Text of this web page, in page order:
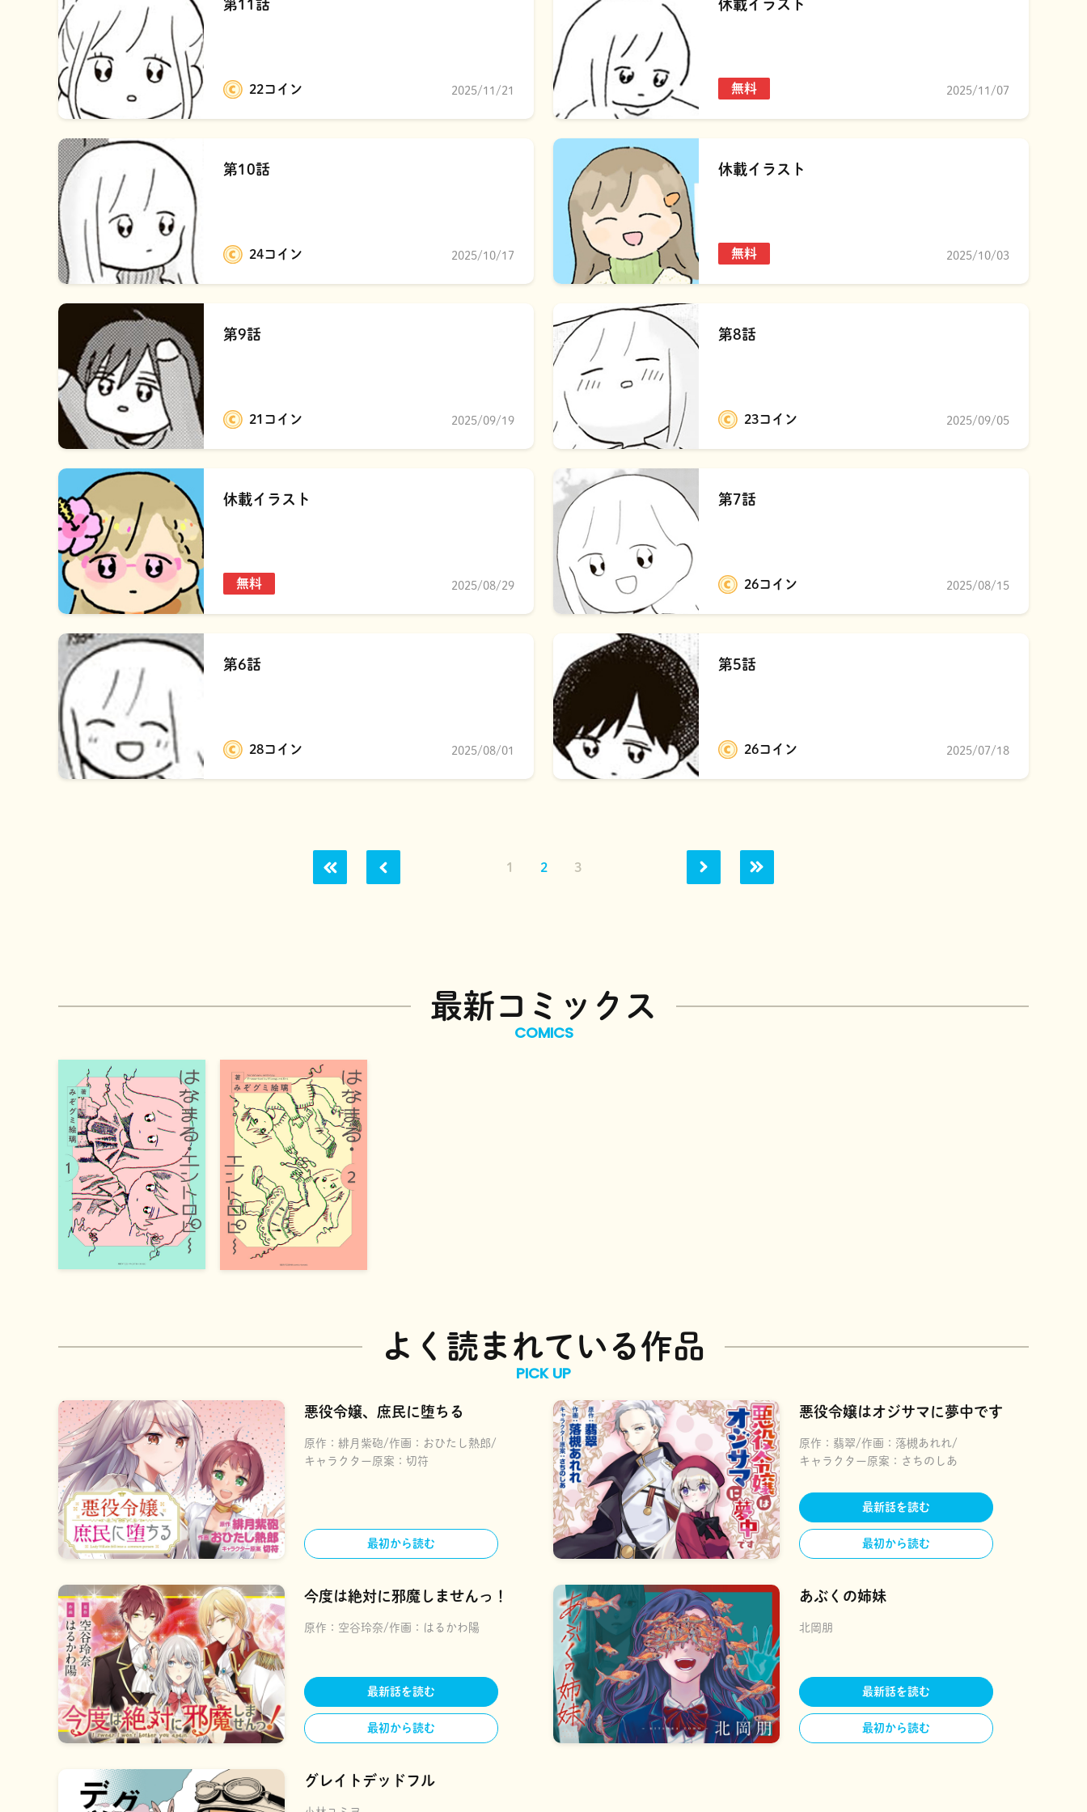
第11話
22コイン 2025/11/21
休載イラスト
無料 2025/11/07
第10話
24コイン 2025/10/17
休載イラスト
無料 2025/10/03
第9話
21コイン 2025/09/19
第8話
23コイン 2025/09/05
休載イラスト
無料 2025/08/29
第7話
26コイン 2025/08/15
第6話
28コイン 2025/08/01
第5話
26コイン 2025/07/18
1 2 3
最新コミックス
COMICS
よく読まれている作品
PICK UP
悪役令嬢、庶民に堕ちる
原作： 緋月紫砲 作画： おひたし熱郎
キャラクター原案： 切符
最初から読む
悪役令嬢はオジサマに夢中です
原作： 翡翠 作画： 落槻あれれ
キャラクター原案： さちのしあ
最新話を読む
最初から読む
今度は絶対に邪魔しませんっ！
原作： 空谷玲奈 作画： はるかわ陽
最新話を読む
最初から読む
あぶくの姉妹
北岡朋
最新話を読む
最初から読む
グレイトデッドフル